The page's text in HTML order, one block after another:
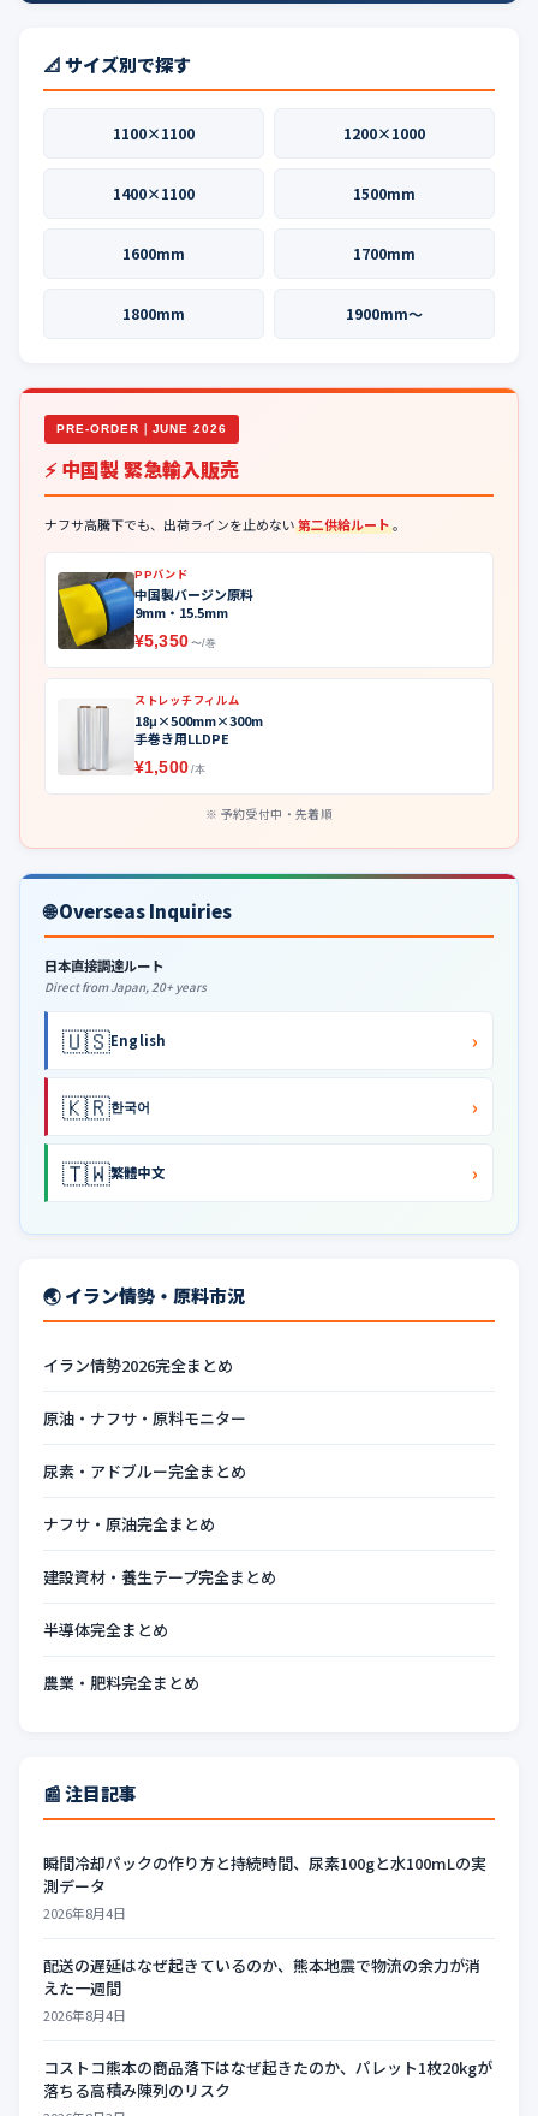
📐 サイズ別で探す
1100×1100 1200×1000
1400×1100 1500mm
1600mm 1700mm
1800mm 1900mm〜
PRE-ORDER｜JUNE 2026
⚡ 中国製 緊急輸入販売
ナフサ高騰下でも、出荷ラインを止めない第二供給ルート。
PPバンド
中国製バージン原料
9mm・15.5mm
¥5,350 〜/巻
ストレッチフィルム
18μ×500mm×300m
手巻き用LLDPE
¥1,500 /本
予約受付中・先着順
🌐 Overseas Inquiries
日本直接調達ルート
Direct from Japan, 20+ years
🇺🇸English ›
🇰🇷한국어 ›
🇹🇼繁體中文 ›
🌏 イラン情勢・原料市況
イラン情勢2026完全まとめ
原油・ナフサ・原料モニター
尿素・アドブルー完全まとめ
ナフサ・原油完全まとめ
建設資材・養生テープ完全まとめ
半導体完全まとめ
農業・肥料完全まとめ
📰 注目記事
瞬間冷却パックの作り方と持続時間、尿素100gと水100mLの実
測データ
2026年8月4日
配送の遅延はなぜ起きているのか、熊本地震で物流の余力が消
えた一週間
2026年8月4日
コストコ熊本の商品落下はなぜ起きたのか、パレット1枚20kgが
落ちる高積み陳列のリスク